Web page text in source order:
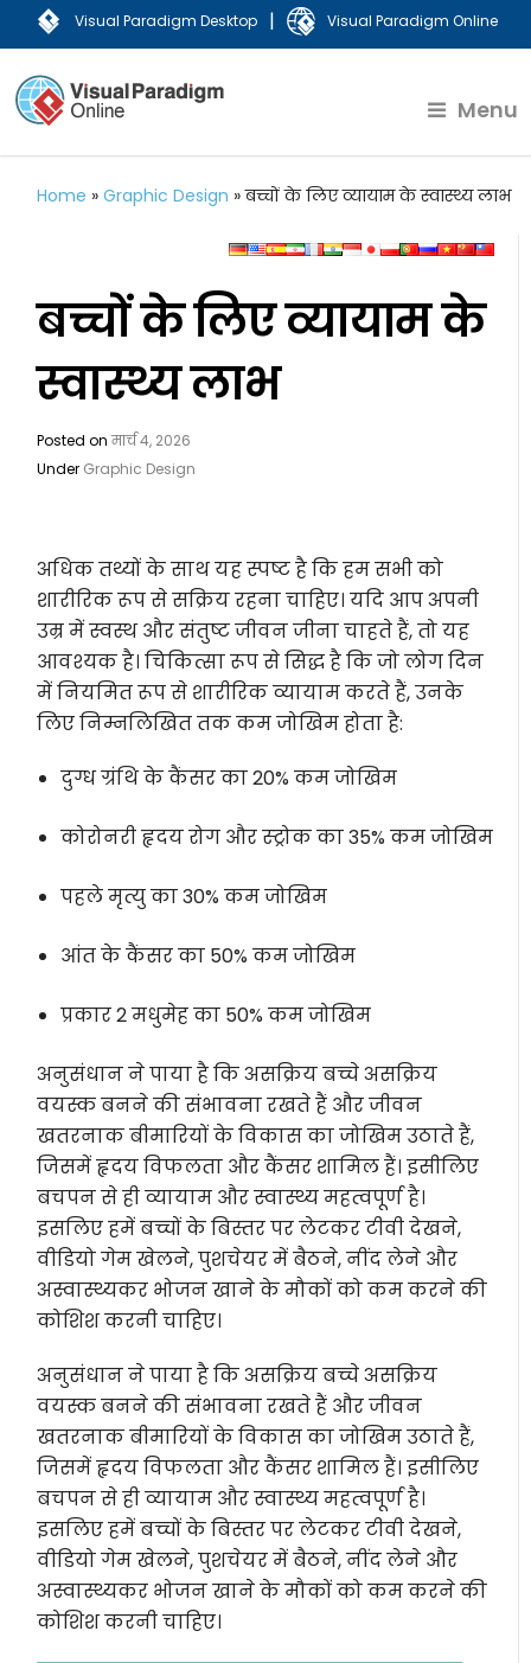
Visual Paradigm Desktop | Visual Paradigm Online
Menu
Home »Graphic Design »बच्चों के लिए व्यायाम के स्वास्थ्य लाभ
बच्चों के लिए व्यायाम के
स्वास्थ्य लाभ
Posted onमार्च 4, 2026
Under Graphic Design
अधिक तथ्यों के साथ यह स्पष्ट है कि हम सभी को
शारीरिक रूप से सक्रिय रहना चाहिए। यदि आप अपनी
उम्र में स्वस्थ और संतुष्ट जीवन जीना चाहते हैं, तो यह
आवश्यक है। चिकित्सा रूप से सिद्ध है कि जो लोग दिन
में नियमित रूप से शारीरिक व्यायाम करते हैं, उनके
लिए निम्नलिखित तक कम जोखिम होता है:
दुग्ध ग्रंथि के कैंसर का 20% कम जोखिम
कोरोनरी हृदय रोग और स्ट्रोक का 35% कम जोखिम
पहले मृत्यु का 30% कम जोखिम
आंत के कैंसर का 50% कम जोखिम
प्रकार 2 मधुमेह का 50% कम जोखिम
अनुसंधान ने पाया है कि असक्रिय बच्चे असक्रिय
वयस्क बनने की संभावना रखते हैं और जीवन
खतरनाक बीमारियों के विकास का जोखिम उठाते हैं,
जिसमें हृदय विफलता और कैंसर शामिल हैं। इसीलिए
बचपन से ही व्यायाम और स्वास्थ्य महत्वपूर्ण है।
इसलिए हमें बच्चों के बिस्तर पर लेटकर टीवी देखने,
वीडियो गेम खेलने, पुशचेयर में बैठने, नींद लेने और
अस्वास्थ्यकर भोजन खाने के मौकों को कम करने की
कोशिश करनी चाहिए।
अनुसंधान ने पाया है कि असक्रिय बच्चे असक्रिय
वयस्क बनने की संभावना रखते हैं और जीवन
खतरनाक बीमारियों के विकास का जोखिम उठाते हैं,
जिसमें हृदय विफलता और कैंसर शामिल हैं। इसीलिए
बचपन से ही व्यायाम और स्वास्थ्य महत्वपूर्ण है।
इसलिए हमें बच्चों के बिस्तर पर लेटकर टीवी देखने,
वीडियो गेम खेलने, पुशचेयर में बैठने, नींद लेने और
अस्वास्थ्यकर भोजन खाने के मौकों को कम करने की
कोशिश करनी चाहिए।